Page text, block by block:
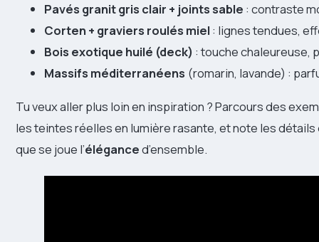
Pavés granit gris clair + joints sable : contraste
Corten + graviers roulés miel : lignes tendues,
Bois exotique huilé (deck) : touche chaleureuse,
Massifs méditerranéens (romarin, lavande) :
Tu veux aller plus loin en inspiration ? Parcours des
les teintes réelles en lumière rasante, et note les
que se joue l’éléganced’ensemble.